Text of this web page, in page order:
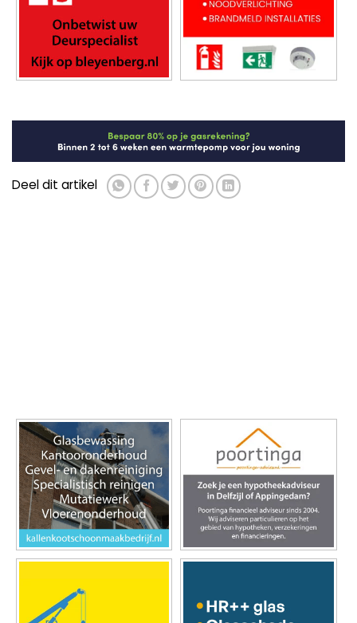
Deel dit artikel